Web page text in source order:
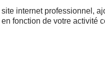
internet professionnel,
fonction de votre activité